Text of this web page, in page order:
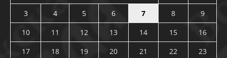
3
4 5 6 7 8
9
10
11 12 13 14 15
16
17
18 19 20 21 22
23